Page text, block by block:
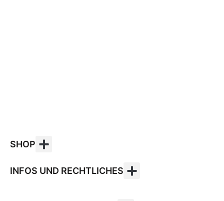
SHOP
INFOS UND RECHTLICHES